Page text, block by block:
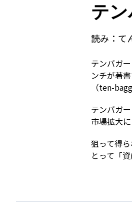
テ
読み： て
テンバガ
ンチが著
（ten-
テンバガ
市場拡大
狙って得
とって「